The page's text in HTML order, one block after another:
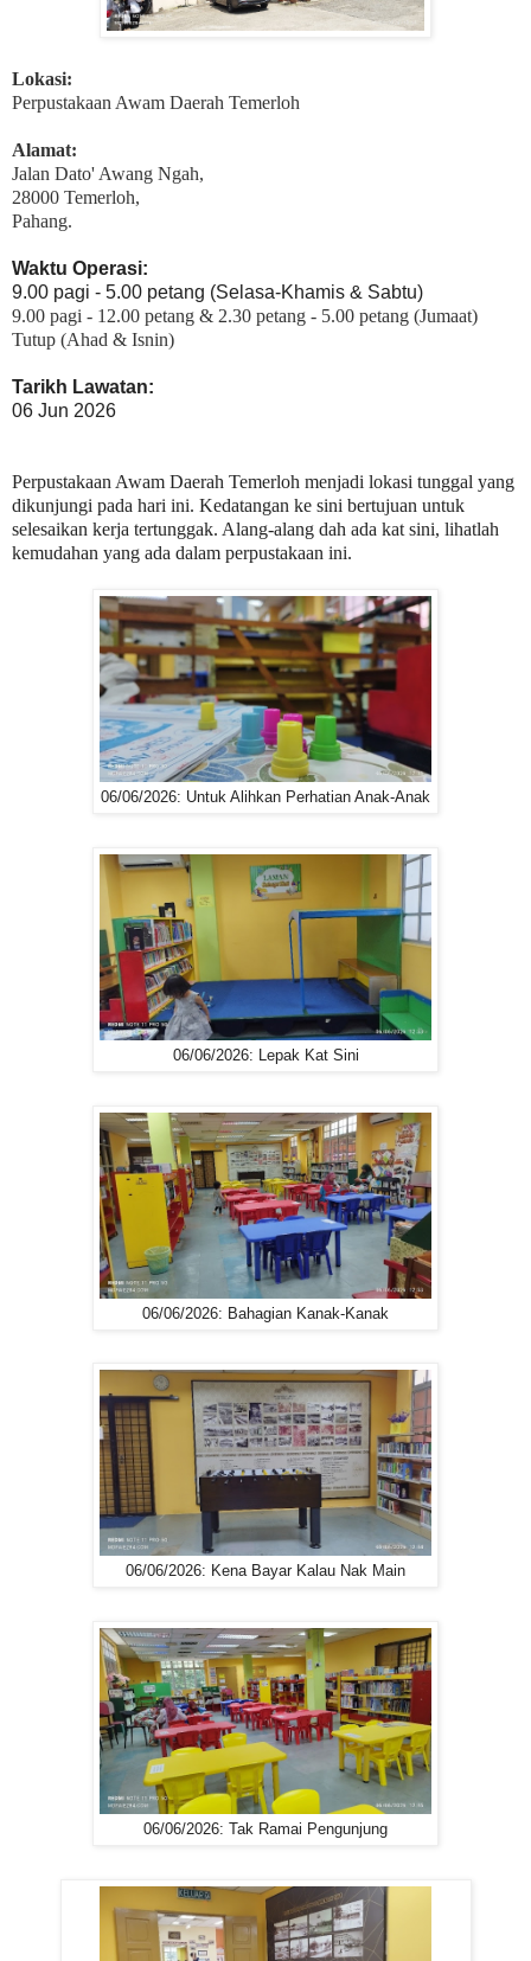
Lokasi:
Perpustakaan Awam Daerah Temerloh
Alamat:
Jalan Dato' Awang Ngah,
28000 Temerloh,
Pahang.
Waktu Operasi:
9.00 pagi - 5.00 petang (Selasa-Khamis & Sabtu)
9.00 pagi - 12.00 petang & 2.30 petang - 5.00 petang (Jumaat)
Tutup (Ahad & Isnin)
Tarikh Lawatan:
06 Jun 2026
Perpustakaan Awam Daerah Temerloh menjadi lokasi tunggal yang
dikunjungi pada hari ini. Kedatangan ke sini bertujuan untuk
selesaikan kerja tertunggak. Alang-alang dah ada kat sini, lihatlah
kemudahan yang ada dalam perpustakaan ini.
06/06/2026: Untuk Alihkan Perhatian Anak-Anak
06/06/2026: Lepak Kat Sini
06/06/2026: Bahagian Kanak-Kanak
06/06/2026: Kena Bayar Kalau Nak Main
06/06/2026: Tak Ramai Pengunjung